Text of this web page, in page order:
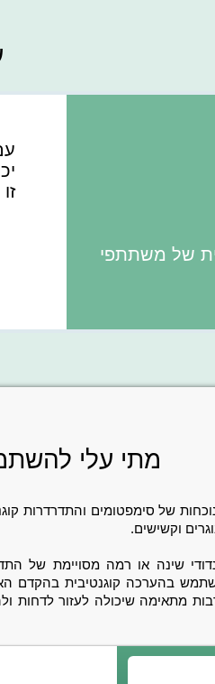
של משתתפי
מתי עלי
של סימפטומים והתדרדרות
וקשישים.
שינה או רמה מסויימת של
בהערכה קוגנטיבית בהקדם
מתאימה שיכולה לעזור לדחות